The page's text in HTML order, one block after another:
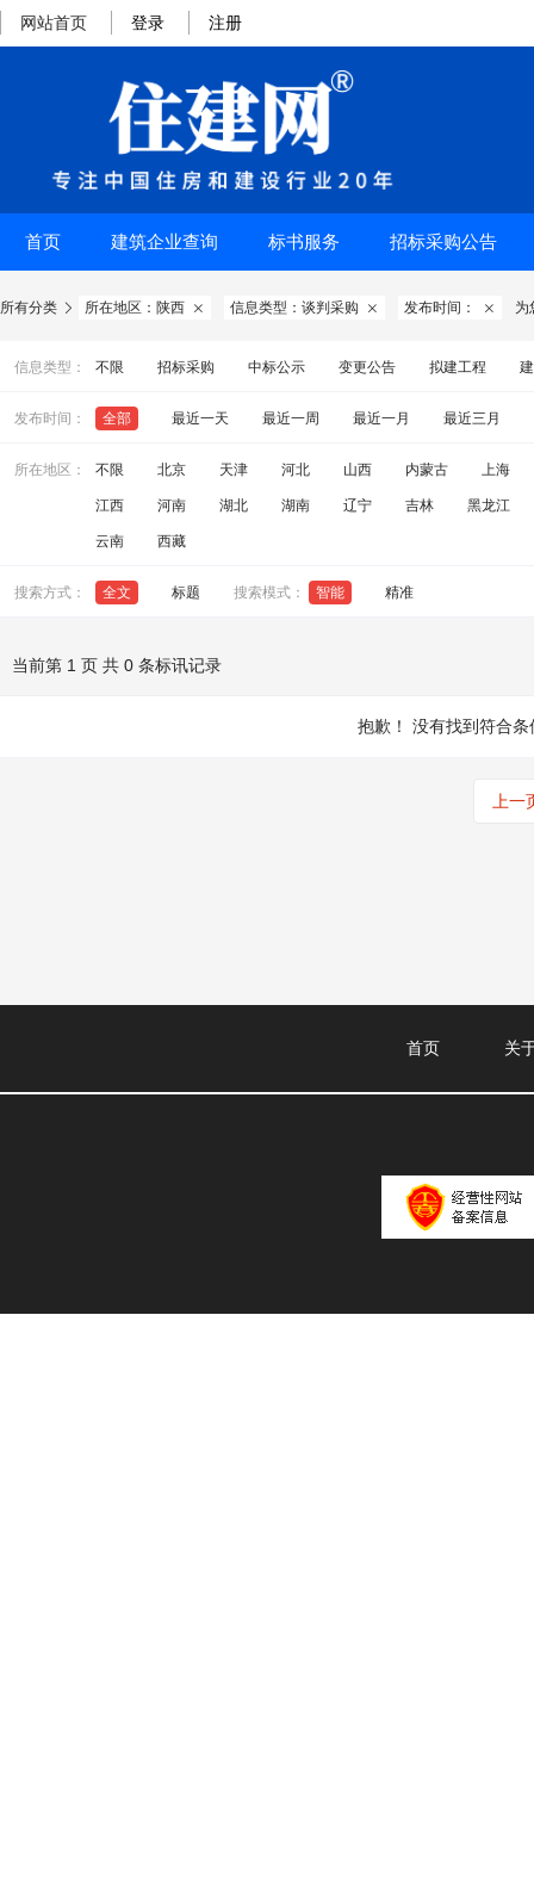
网站首页 登录 注册
首页 建筑企业查询 标书服务 招标采购公告
所有分类  所在地区：陕西  信息类型：谈判采购  发布时间：  为
信息类型： 不限 招标采购 中标公示 变更公告 拟建工程
发布时间： 全部 最近一天 最近一周 最近一月 最近三月
所在地区： 不限 北京 天津 河北 山西 内蒙古 上海
江西 河南 湖北 湖南 辽宁 吉林 黑龙江
云南 西藏
搜索方式： 全文 标题 搜索模式： 智能 精准
当前第 1 页 共 0 条标讯记录
抱歉！ 没有找到符合
上一
首页 关